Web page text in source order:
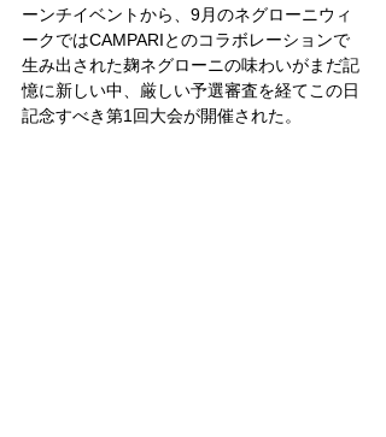
ーンチイベントから、9月のネグローニウィ
ークではCAMPARIとのコラボレーションで
生み出された麹ネグローニの味わいがまだ記
憶に新しい中、厳しい予選審査を経てこの日
記念すべき第1回大会が開催された。